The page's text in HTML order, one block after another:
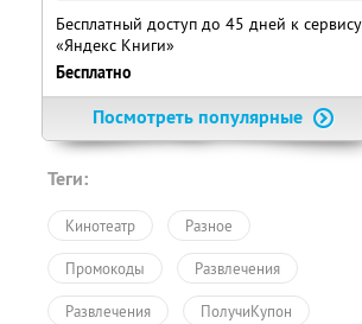
Бесплатный доступ до 45 дней к сервису
«Яндекс Книги»
Бесплатно
Посмотреть популярные
Теги:
Кинотеатр Разное
Промокоды Развлечения
Развлечения ПолучиКупон